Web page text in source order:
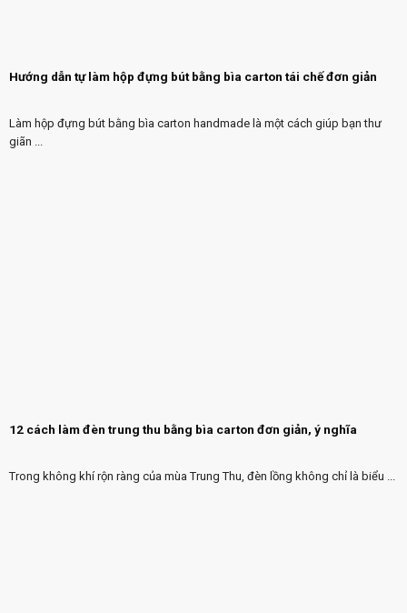
Hướng dẫn tự làm hộp đựng bút bằng bìa carton tái chế đơn giản
Làm hộp đựng bút bằng bìa carton handmade là một cách giúp bạn thư
giãn ...
12 cách làm đèn trung thu bằng bìa carton đơn giản, ý nghĩa
Trong không khí rộn ràng của mùa Trung Thu, đèn lồng không chỉ là biểu ...